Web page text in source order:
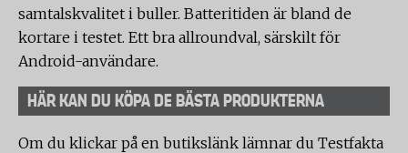
samtalskvalitet i buller. Batteritiden är bland de
kortare i testet. Ett bra allroundval, särskilt för
Android-användare.
HÄR KAN DU KÖPA DE BÄSTA PRODUKTERNA
Om du klickar på en butikslänk lämnar du Testfakta